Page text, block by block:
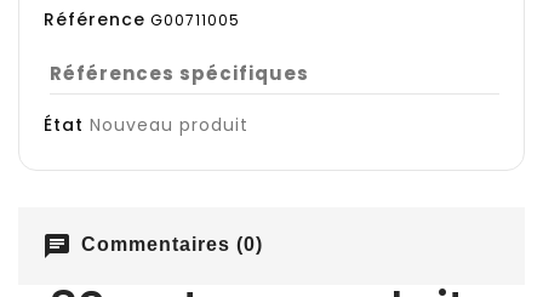
Référence G00711005
Références spécifiques
État Nouveau produit
chat Commentaires (0)